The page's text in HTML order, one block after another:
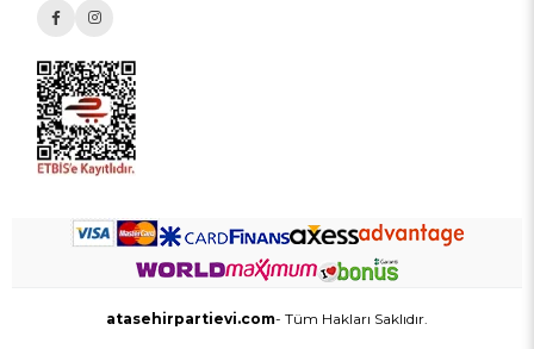
atasehirpartievi.com- Tüm Hakları Saklıdır.